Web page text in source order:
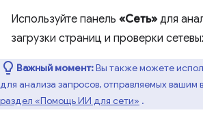
Используйте панель «Сеть» для
загрузки страниц и проверки
Важный момент:Вы также можете
для анализа запросов, отправляемых вашим
раздел «Помощь ИИ для сети» .